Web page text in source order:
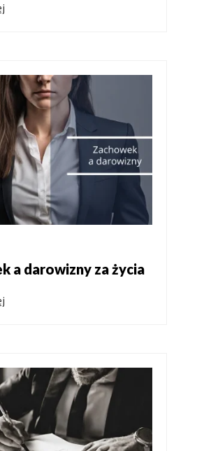
a darowizny za życia